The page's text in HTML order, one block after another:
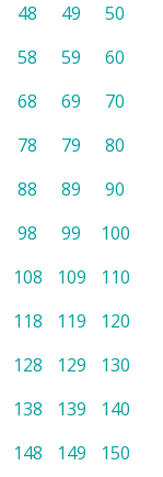
48 49
50
58 59
60
68 69
70
78 79
80
88 89
90
98 99
100
108 109
110
118 119
120
128 129
130
138 139
140
148 149
150